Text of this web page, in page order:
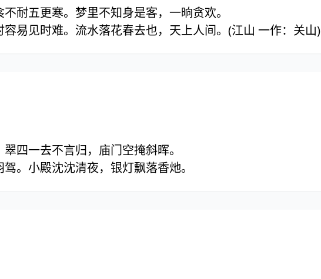
耐五更寒。梦里不知身是客，一晌贪欢。
易见时难。流水落花春去也，天上人间。(江山 一作：关山)
四一去不言归，庙门空掩斜晖。
。小殿沈沈清夜，银灯飘落香灺。